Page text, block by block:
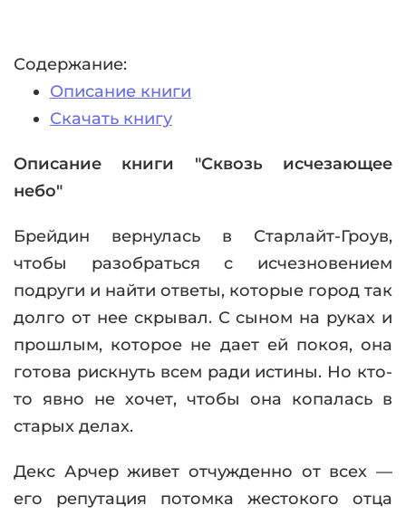
Содержание:
Описание книги
Скачать книгу
Описание книги "Сквозь исчезающее
небо"
Брейдин вернулась в Старлайт-Гроув,
чтобы разобраться с исчезновением
подруги и найти ответы, которые город так
долго от нее скрывал. С сыном на руках и
прошлым, которое не дает ей покоя, она
готова рискнуть всем ради истины. Но кто-
то явно не хочет, чтобы она копалась в
старых делах.
Декс Арчер живет отчужденно от всех —
его репутация потомка жестокого отца